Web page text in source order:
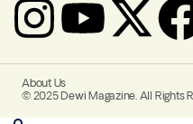
About Us
© 2025 Dewi Magazine. All Rights